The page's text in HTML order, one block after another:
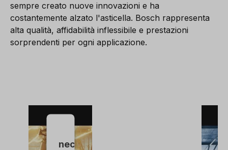
sempre creato nuove innovazioni e ha
costantemente alzato l'asticella. Bosch rappresenta
alta qualità, affidabilità inflessibile e prestazioni
sorprendenti per ogni applicazione.
È
necessario